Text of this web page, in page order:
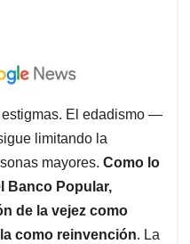
El edadismo —
limitando la
mayores. Como lo
Banco Popular,
de la vejez como
como reinvención. La